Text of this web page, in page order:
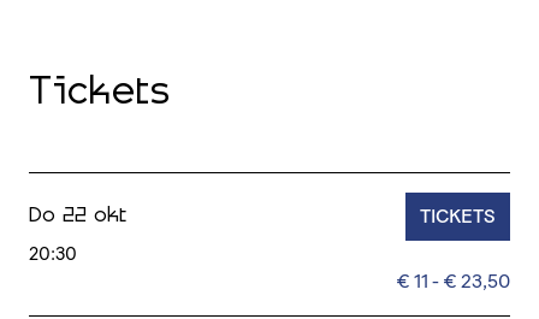
Tickets
Do 22 okt
20:30
€ 11 - € 23,50
TICKETS